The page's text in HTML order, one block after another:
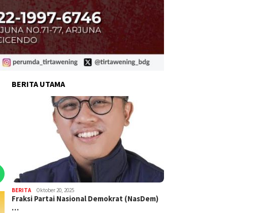
BERITA UTAMA
BERITA Oktober 20, 2025
Fraksi Partai Nasional Demokrat (NasDem)
…